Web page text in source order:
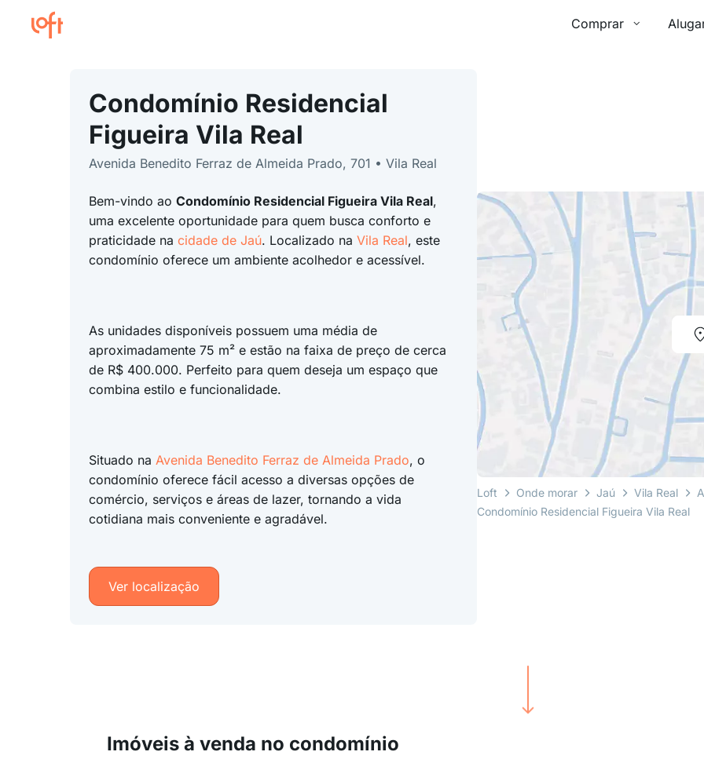
Comprar
Condomínio Residencial
Figueira Vila Real
Avenida Benedito Ferraz de Almeida Prado, 701 • Vila Real
Bem-vindo ao Condomínio Residencial Figueira Vila Real,
uma excelente oportunidade para quem busca conforto e
praticidade na cidade de Jaú. Localizado na Vila Real, este
condomínio oferece um ambiente acolhedor e acessível.
As unidades disponíveis possuem uma média de
aproximadamente 75 m² e estão na faixa de preço de cerca
de R$ 400.000. Perfeito para quem deseja um espaço que
combina estilo e funcionalidade.
Situado na Avenida Benedito Ferraz de Almeida Prado, o
condomínio oferece fácil acesso a diversas opções de
comércio, serviços e áreas de lazer, tornando a vida
cotidiana mais conveniente e agradável.
Ver localização
Loft Onde morar Jaú Vila Real
Condomínio Residencial Figueira Vila Real
Imóveis à venda no condomínio